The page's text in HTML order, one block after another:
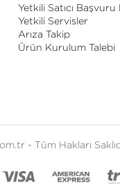
Yetkili Satıcı
Yetkili Servisler
Arıza Takip
Ürün Kurulum Talebi
- Tüm Hakları